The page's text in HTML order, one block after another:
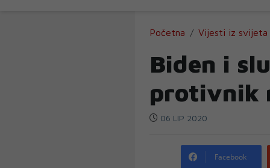
Početna Vijesti iz svijeta
Biden i
protivnik
06 LIP 2020
Facebook